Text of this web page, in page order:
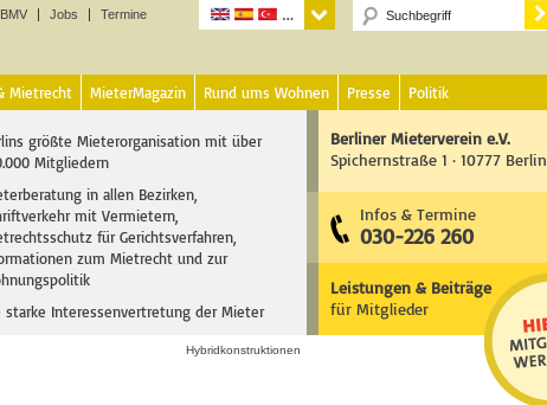
Jobs Termine
Mietrecht MieterMagazin Rund ums Wohnen Presse Politik
größte Mieterorganisation mit über
Mitgliedern
in allen Bezirken,
mit Vermietern,
für Gerichtsverfahren,
zum Mietrecht und zur
starke Interessenvertretung der Mieter
Berliner Mieterverein e.V.
Spichernstraße 1 · 10777 Berlin
Infos & Termine
030-226 260
Leistungen & Beiträge
für Mitglieder
Hybridkonstruktionen